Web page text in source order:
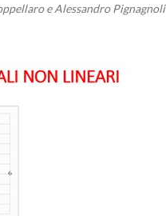
e Alessandro Pignagnoli